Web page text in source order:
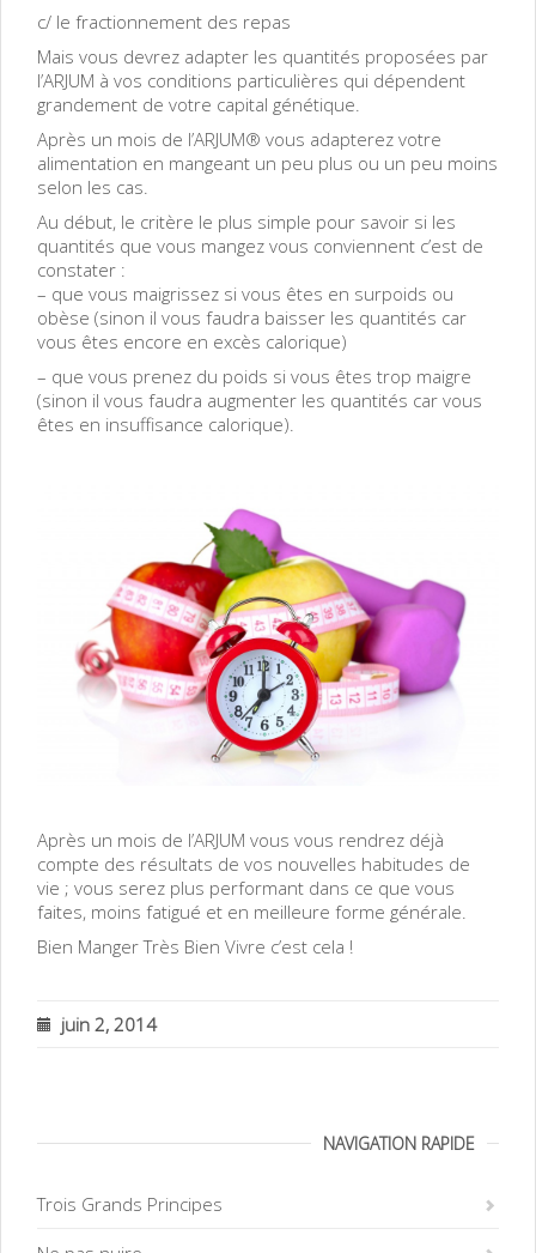
c/ le fractionnement des repas
Mais vous devrez adapter les quantités proposées par
l’ARJUM à vos conditions particulières qui dépendent
grandement de votre capital génétique.
Après un mois de l’ARJUM® vous adapterez votre
alimentation en mangeant un peu plus ou un peu moins
selon les cas.
Au début, le critère le plus simple pour savoir si les
quantités que vous mangez vous conviennent c’est de
constater :
– que vous maigrissez si vous êtes en surpoids ou
obèse (sinon il vous faudra baisser les quantités car
vous êtes encore en excès calorique)
– que vous prenez du poids si vous êtes trop maigre
(sinon il vous faudra augmenter les quantités car vous
êtes en insuffisance calorique).
Après un mois de l’ARJUM vous vous rendrez déjà
compte des résultats de vos nouvelles habitudes de
vie ; vous serez plus performant dans ce que vous
faites, moins fatigué et en meilleure forme générale.
Bien Manger Très Bien Vivre c’est cela !
juin 2, 2014
NAVIGATION RAPIDE
Trois Grands Principes